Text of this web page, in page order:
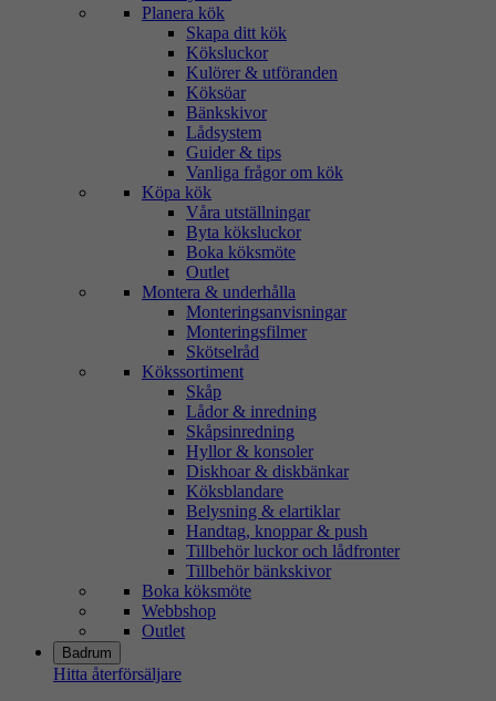
Planera kök
Skapa ditt kök
Köksluckor
Kulörer & utföranden
Köksöar
Bänkskivor
Lådsystem
Guider & tips
Vanliga frågor om kök
Köpa kök
Våra utställningar
Byta köksluckor
Boka köksmöte
Outlet
Montera & underhålla
Monteringsanvisningar
Monteringsfilmer
Skötselråd
Kökssortiment
Skåp
Lådor & inredning
Skåpsinredning
Hyllor & konsoler
Diskhoar & diskbänkar
Köksblandare
Belysning & elartiklar
Handtag, knoppar & push
Tillbehör luckor och lådfronter
Tillbehör bänkskivor
Boka köksmöte
Webbshop
Outlet
Badrum
Hitta återförsäljare